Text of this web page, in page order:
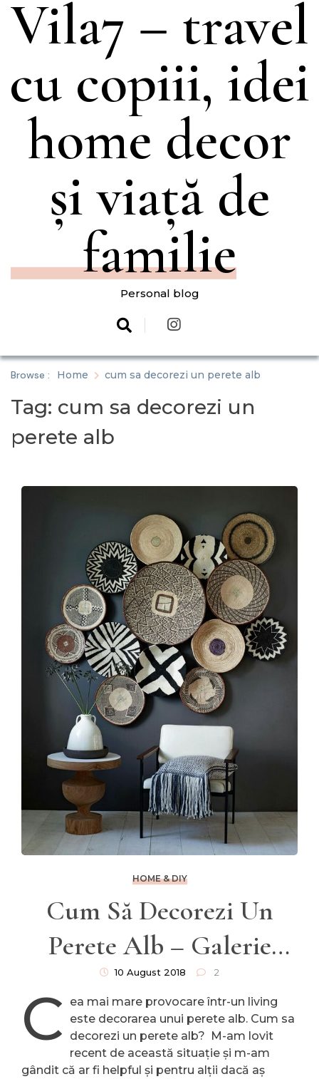
Vila7 – travel
cu copiii, idei
home decor
și viață de
familie
Personal blog
Browse : Home cum sa decorezi un perete alb
Tag: cum sa decorezi un
perete alb
HOME & DIY
Cum Să Decorezi Un
Perete Alb – Galerie
Foto
10 August 2018 2
C
ea mai mare provocare într-un living
este decorarea unui perete alb. Cum sa
decorezi un perete alb? M-am lovit
recent de această situație și m-am
gândit că ar fi helpful și pentru alții dacă aș